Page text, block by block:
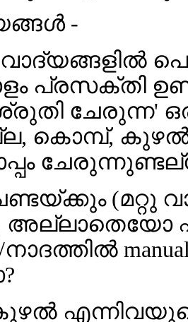
-
വാദ്യങ്ങളില്‍
പ്രസക്തി
ചേരുന്ന'
കൊമ്പ്,
(മറ്റു
അല്ലാതെയോ
നാദത്തില്‍